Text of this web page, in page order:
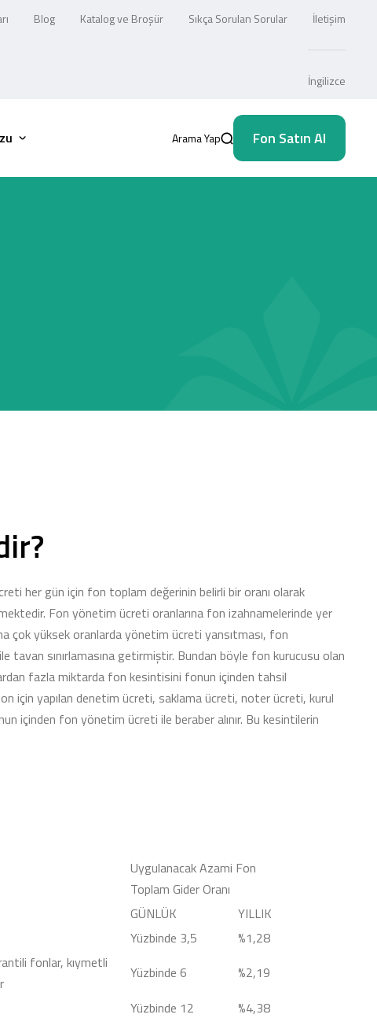
Blog Katalog ve Broşür Sıkça Sorulan Sorular İletişim
İngilizce
Arama Yap Fon Satın Al
her gün için fon toplam değerinin belirli bir oranı olarak
Fon yönetim ücreti oranlarına fon izahnamelerinde yer
çok yüksek oranlarda yönetim ücreti yansıtması, fon
tavan sınırlamasına getirmiştir. Bundan böyle fon kurucusu olan
fazla miktarda fon kesintisini fonun içinden tahsil
için yapılan denetim ücreti, saklama ücreti, noter ücreti, kurul
içinden fon yönetim ücreti ile beraber alınır. Bu kesintilerin
Uygulanacak Azami Fon
Toplam Gider Oranı
GÜNLÜK
YILLIK
Yüzbinde 3,5
%1,28
fonlar, kıymetli
Yüzbinde 6
%2,19
Yüzbinde 12
%4,38